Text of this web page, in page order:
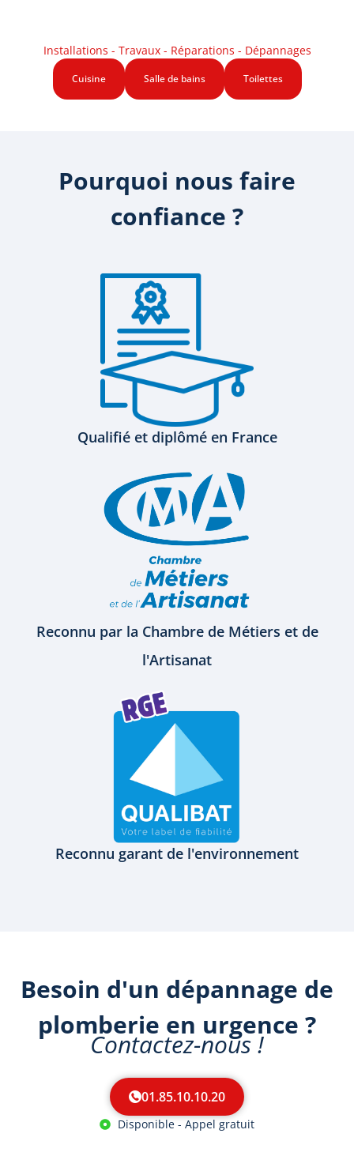
Installations - Travaux - Réparations - Dépannages
Cuisine Salle de bains Toilettes
Pourquoi nous faire
confiance ?
Qualifié et diplômé en France
Reconnu par la Chambre de Métiers et de
l'Artisanat
Reconnu garant de l'environnement
Besoin d'un dépannage de
plomberie en urgence ?
Contactez-nous !
01.85.10.10.20
Disponible - Appel gratuit